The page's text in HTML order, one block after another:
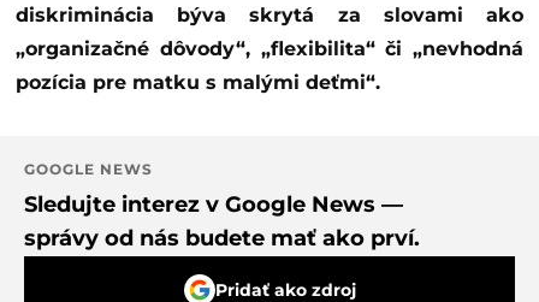
diskriminácia býva skrytá za slovami ako
„organizačné dôvody“, „flexibilita“ či „nevhodná
pozícia pre matku s malými deťmi“.
GOOGLE NEWS
Sledujte interez v Google News —
správy od nás budete mať ako prví.
Pridať ako zdroj